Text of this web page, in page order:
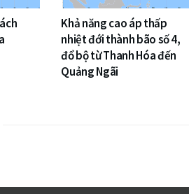
Khả năng cao áp thấp
nhiệt đới thành bão số 4,
đổ bộ từ Thanh Hóa đến
Quảng Ngãi